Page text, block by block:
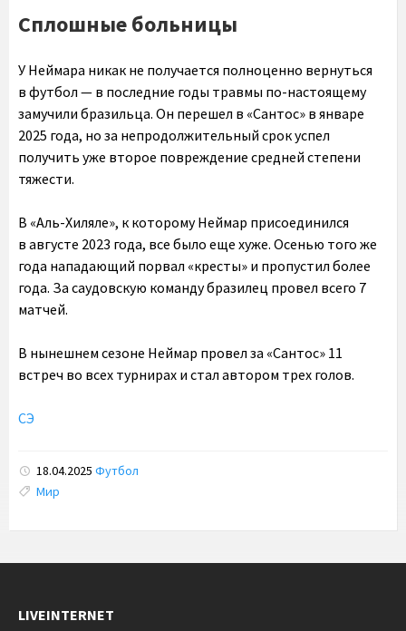
Сплошные больницы
У Неймара никак не получается полноценно вернуться
в футбол — в последние годы травмы по-настоящему
замучили бразильца. Он перешел в «Сантос» в январе
2025 года, но за непродолжительный срок успел
получить уже второе повреждение средней степени
тяжести.
В «Аль-Хиляле», к которому Неймар присоединился
в августе 2023 года, все было еще хуже. Осенью того же
года нападающий порвал «кресты» и пропустил более
года. За саудовскую команду бразилец провел всего 7
матчей.
В нынешнем сезоне Неймар провел за «Сантос» 11
встреч во всех турнирах и стал автором трех голов.
СЭ
18.04.2025 Футбол
Tags:
Мир
LIVEINTERNET